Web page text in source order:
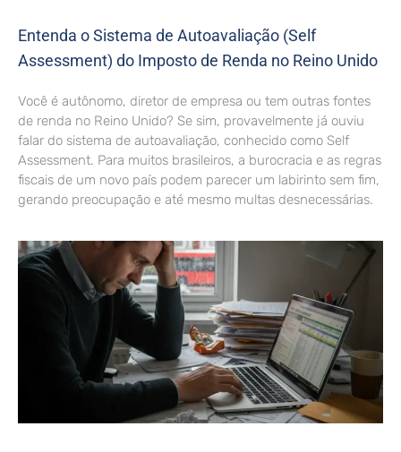
Entenda o Sistema de Autoavaliação (Self
Assessment) do Imposto de Renda no Reino Unido
Você é autônomo, diretor de empresa ou tem outras fontes
de renda no Reino Unido? Se sim, provavelmente já ouviu
falar do sistema de autoavaliação, conhecido como Self
Assessment. Para muitos brasileiros, a burocracia e as regras
fiscais de um novo país podem parecer um labirinto sem fim,
gerando preocupação e até mesmo multas desnecessárias.